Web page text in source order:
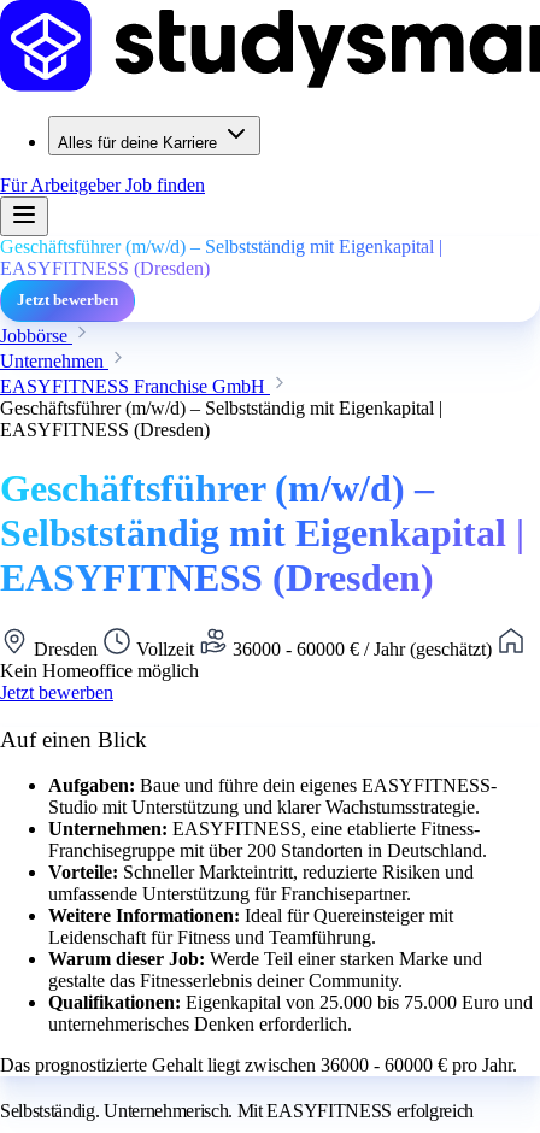
Alles für deine Karriere
Für ArbeitgeberJob finden
Geschäftsführer (m/w/d) – Selbstständig mit Eigenkapital |
EASYFITNESS (Dresden)
Jetzt bewerben
Jobbörse
Unternehmen
EASYFITNESS Franchise GmbH
Geschäftsführer (m/w/d) – Selbstständig mit Eigenkapital |
EASYFITNESS (Dresden)
Geschäftsführer (m/w/d) –
Selbstständig mit Eigenkapital |
EASYFITNESS (Dresden)
Dresden Vollzeit
36000 - 60000 € / Jahr (geschätzt)
Kein Homeoffice möglich
Jetzt bewerben
Auf einen Blick
Aufgaben: Baue und führe dein eigenes EASYFITNESS-
Studio mit Unterstützung und klarer Wachstumsstrategie.
Unternehmen: EASYFITNESS, eine etablierte Fitness-
Franchisegruppe mit über 200 Standorten in Deutschland.
Vorteile: Schneller Markteintritt, reduzierte Risiken und
umfassende Unterstützung für Franchisepartner.
Weitere Informationen: Ideal für Quereinsteiger mit
Leidenschaft für Fitness und Teamführung.
Warum dieser Job: Werde Teil einer starken Marke und
gestalte das Fitnesserlebnis deiner Community.
Qualifikationen: Eigenkapital von 25.000 bis 75.000 Euro und
unternehmerisches Denken erforderlich.
Das prognostizierte Gehalt liegt zwischen 36000 - 60000 € pro Jahr.
Selbstständig. Unternehmerisch. Mit EASYFITNESS erfolgreich